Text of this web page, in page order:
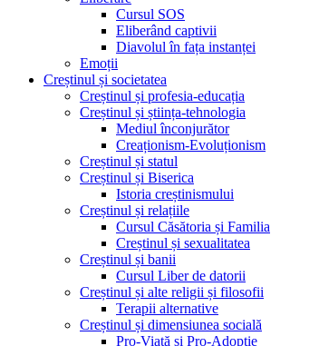
Cursul SOS
Eliberând captivii
Diavolul în fața instanței
Emoții
Creștinul și societatea
Creștinul și profesia-educația
Creștinul și știința-tehnologia
Mediul înconjurător
Creaționism-Evoluționism
Creștinul și statul
Creștinul și Biserica
Istoria creștinismului
Creștinul și relațiile
Cursul Căsătoria și Familia
Creștinul și sexualitatea
Creștinul și banii
Cursul Liber de datorii
Creștinul și alte religii și filosofii
Terapii alternative
Creștinul și dimensiunea socială
Pro-Viață și Pro-Adopție